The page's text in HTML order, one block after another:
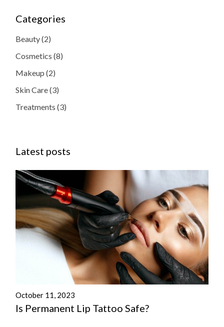
Categories
Beauty(2)
Cosmetics (8)
Makeup (2)
Skin Care(3)
Treatments (3)
Latest posts
October 11, 2023
Is Permanent Lip Tattoo Safe?